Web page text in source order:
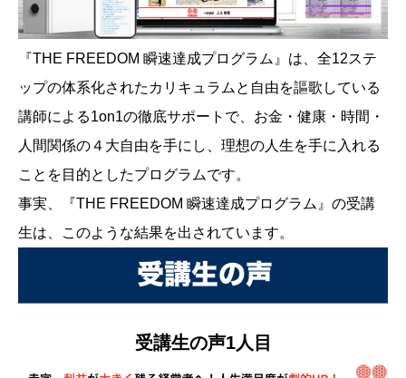
『THE FREEDOM 瞬速達成プログラム』は、全12ステ
ップの体系化されたカリキュラムと自由を謳歌している
講師による1on1の徹底サポートで、お金・健康・時間・
人間関係の４大自由を手にし、理想の人生を手に入れる
ことを目的としたプログラムです。
事実、『THE FREEDOM 瞬速達成プログラム』の受講
生は、このような結果を出されています。
受講生の声1人目